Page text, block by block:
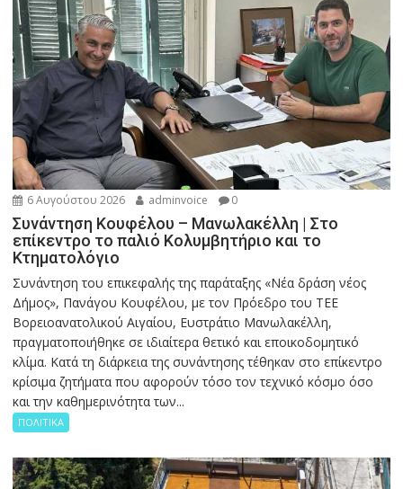
6 Αυγούστου 2026 adminvoice 0
Συνάντηση Κουφέλου – Μανωλακέλλη | Στο
επίκεντρο το παλιό Κολυμβητήριο και το
Κτηματολόγιο
Συνάντηση του επικεφαλής της παράταξης «Νέα δράση νέος
Δήμος», Πανάγου Κουφέλου, με τον Πρόεδρο του ΤΕΕ
Βορειοανατολικού Αιγαίου, Ευστράτιο Μανωλακέλλη,
πραγματοποιήθηκε σε ιδιαίτερα θετικό και εποικοδομητικό
κλίμα. Κατά τη διάρκεια της συνάντησης τέθηκαν στο επίκεντρο
κρίσιμα ζητήματα που αφορούν τόσο τον τεχνικό κόσμο όσο
και την καθημερινότητα των...
ΠΟΛΙΤΙΚΑ